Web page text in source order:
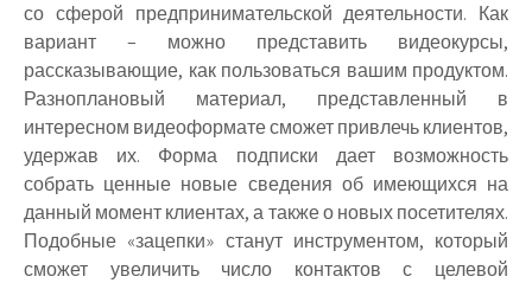
со сферой предпринимательской деятельности. Как
вариант – можно представить видеокурсы,
рассказывающие, как пользоваться вашим продуктом.
Разноплановый материал, представленный в
интересном видеоформате сможет привлечь клиентов,
удержав их. Форма подписки дает возможность
собрать ценные новые сведения об имеющихся на
данный момент клиентах, а также о новых посетителях.
Подобные «зацепки» станут инструментом, который
сможет увеличить число контактов с целевой